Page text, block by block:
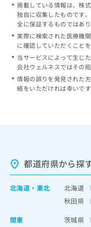
掲載している情報は、株
独自に収集したものです
全に保証するものではあり
実際に検索された医療機
に確認していただくことを
当サービスによって生じ
会社ウェルネスではその
情報の誤りを発見された
絡をいただければ幸いです
都道府県から探
北海道 ・ 東北 北海道
秋田県
関東
茨城県